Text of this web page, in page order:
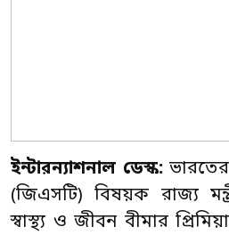
ইন্টারন্যাশনাল ডেস্ক:
(জিএসটি) বিষয়ক রাজ্য
স্বাস্থ্য ও জীবন বীমার